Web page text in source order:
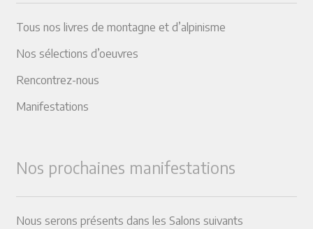
Tous nos livres de montagne et d’alpinisme
Nos sélections d’oeuvres
Rencontrez-nous
Manifestations
Nos prochaines manifestations
Nous serons présents dans les Salons suivants